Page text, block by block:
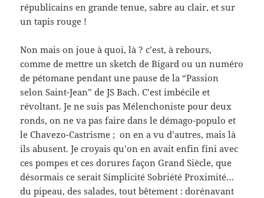
républicains en grande tenue, sabre au clair, et sur
un tapis rouge !
Non mais on joue à quoi, là ? c’est, à rebours,
comme de mettre un sketch de Bigard ou un numéro
de pétomane pendant une pause de la “Passion
selon Saint-Jean” de JS Bach. C’est imbécile et
révoltant. Je ne suis pas Mélenchoniste pour deux
ronds, on ne va pas faire dans le démago-populo et
le Chavezo-Castrisme ; on en a vu d’autres, mais là
ils abusent. Je croyais qu’on en avait enfin fini avec
ces pompes et ces dorures façon Grand Siècle, que
désormais ce serait Simplicité Sobriété Proximité…
du pipeau, des salades, tout bêtement : dorénavant